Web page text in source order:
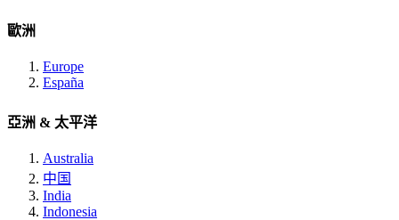
歐洲
Europe
España
亞洲 & 太平洋
Australia
中国
India
Indonesia